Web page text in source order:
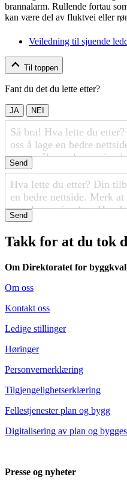
brannalarm. Rullende fortau
kan være del av fluktvei eller
Veiledning til sjuende
Til toppen
Fant du det du lette etter?
JA NEI
Send
Send
Takk for at du tok
Om Direktoratet for
Om oss
Kontakt oss
Ledige stillinger
Høringer
Personvernerklæring
Tilgjengelighetserklæring
Fellestjenester plan og bygg
Digitalisering av plan og
Presse og nyheter